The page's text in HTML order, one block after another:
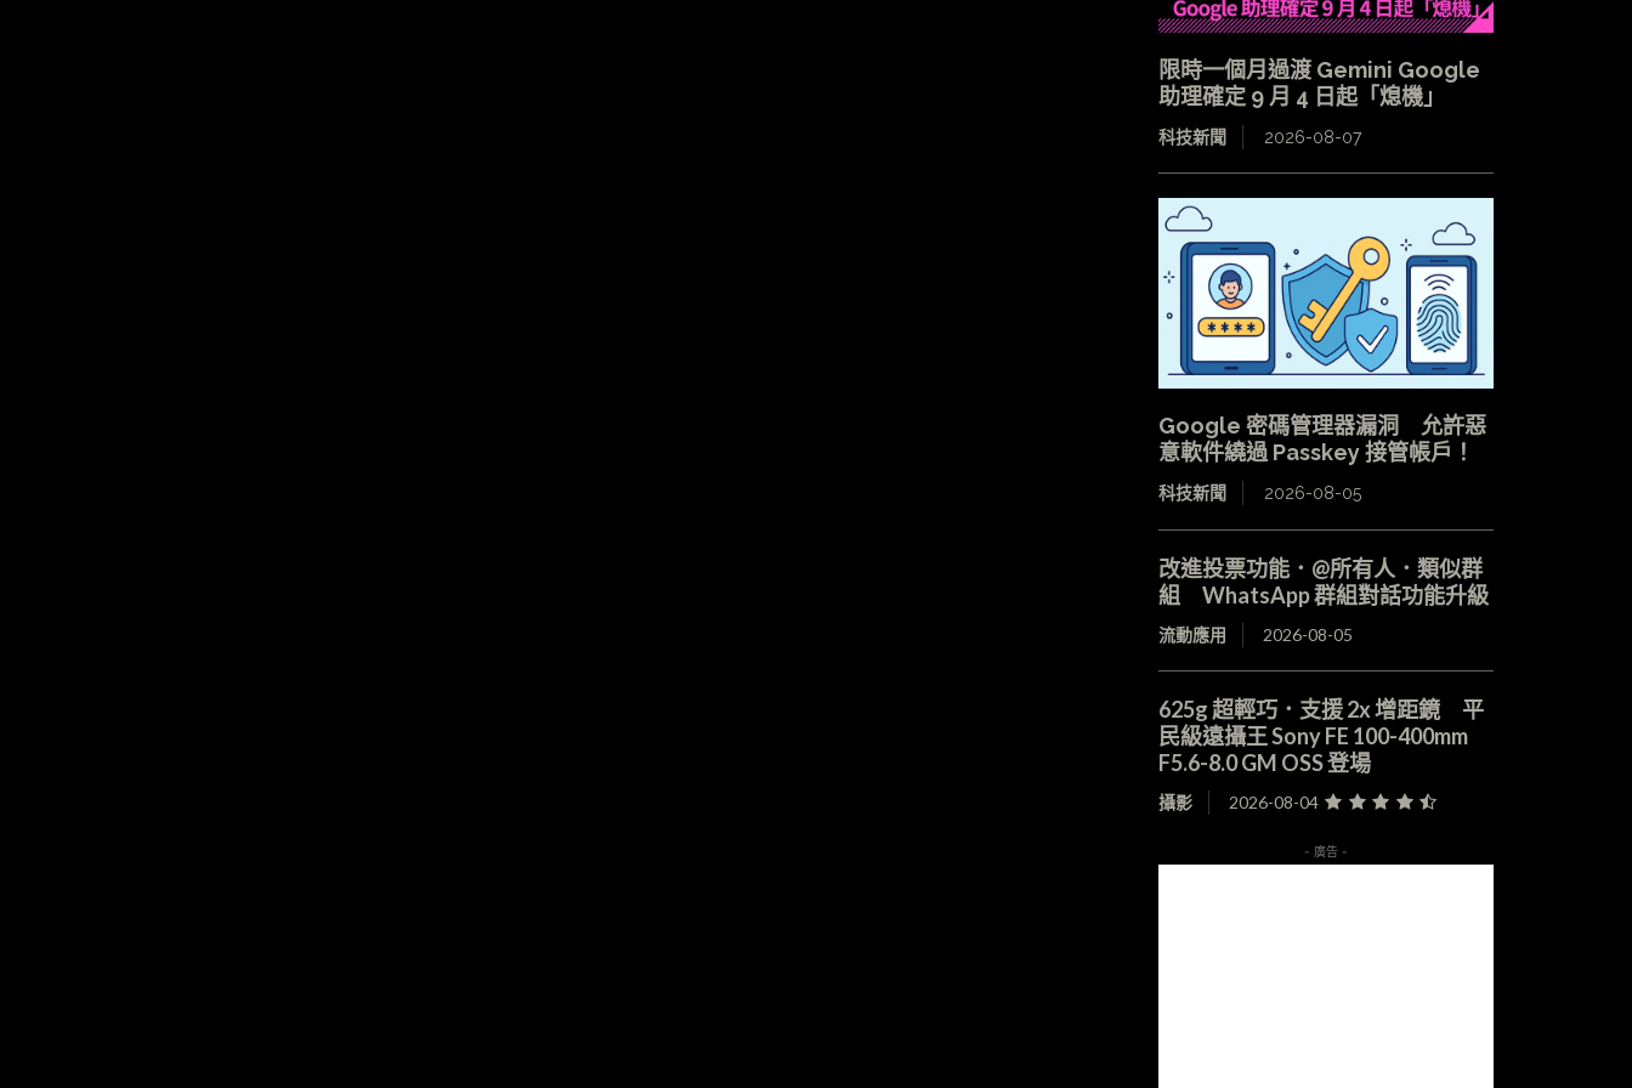
限時一個月過渡 Gemini Google
助理確定 9 月 4 日起「熄機」
科技新聞 2026-08-07
Google 密碼管理器漏洞 允許惡
意軟件繞過 Passkey 接管帳戶！
科技新聞 2026-08-05
改進投票功能．@所有人．類似群
組 WhatsApp 群組對話功能升級
流動應用 2026-08-05
625g 超輕巧．支援 2x 增距鏡 平
民級遠攝王 Sony FE 100-400mm
F5.6-8.0 GM OSS 登場
攝影 2026-08-04
- 廣告 -